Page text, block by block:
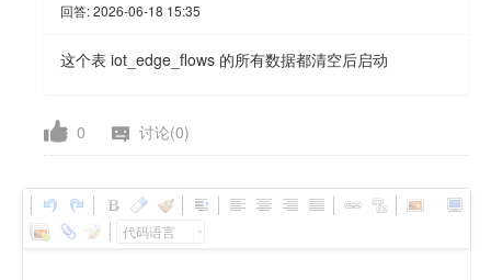
回答:2026-06-18 15:35
这个表 iot_edge_flows 的所有数据都清空后启动
0 讨论(0)
代码语言